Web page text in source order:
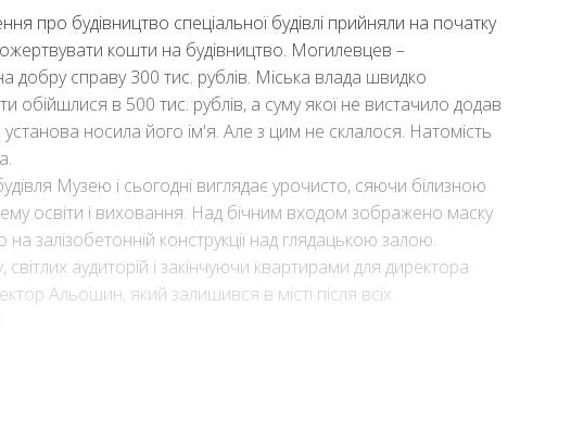
про будівництво спеціальної будівлі прийняли на початку
кошти на будівництво. Могилевцев –
добру справу 300 тис. рублів. Міська влада швидко
обійшлися в 500 тис. рублів, а суму якої не вистачило додав
носила його ім'я. Але з цим не склалося. Натомість
Музею і сьогодні виглядає урочисто, сяючи білизною
освіти і виховання. Над бічним входом зображено маску
залізобетонній конструкції над глядацькою залою.
аудиторій і закінчуючи квартирами для директора
Альошин, який залишився в місті після всіх